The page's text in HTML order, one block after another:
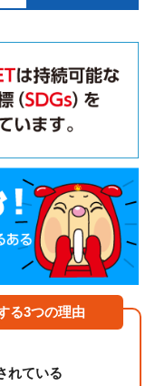
る3つの理由
れている